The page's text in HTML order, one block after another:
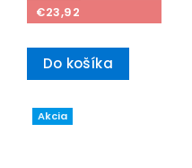
€23,92
Do košíka
Akcia